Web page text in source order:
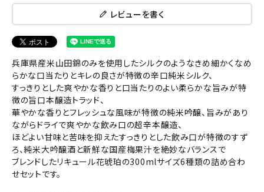
レビューを書く
兵庫県産米山田錦のみを使用したシルクのようなきめ細かくなめ
らかな口当たりとキレの良さが特徴の辛口純米シルク、
すっきりとした爽やかな香りと口当たりのよい柔らかな旨みが特
徴の旨口本醸造トラッド、
華やかな香りとフレッシュな風味が特徴の純米吟醸、旨みがあり
ながらドライで爽やかな飲み口の超辛本醸造、
ほどよい甘味と苦味を抑えたすっきりとした飲み口が特徴のすず
ろ、純米大吟醸酒と新鮮な国産梅果汁を絶妙なバランスで
ブレンドしたリキュール花琥珀の300mlサイズ6種類の詰め合わ
せセットです。